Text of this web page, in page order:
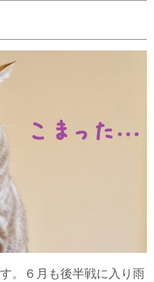
。６月も後半戦に入り雨